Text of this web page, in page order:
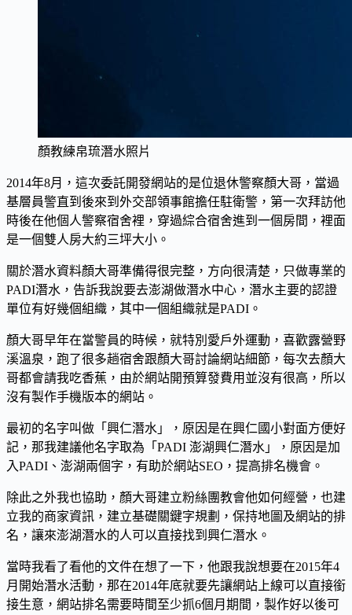
顏教練帛琉潛水照片
2014年8月，這次委託開發網站的是位退休警察顏大哥，當過
基層員警直到後來到外交部領事館擔任駐衛警，第一次拜訪他
時後在他個人警察宿舍裡，穿過綜合宿舍進到一個房間，裡面
是一個雙人房大約三坪大小。
關於潛水資料顏大哥準備得很完整，方向很清楚，只做專業的
PADI潛水，告訴我說要去澎湖做潛水中心，潛水主要的認證
單位有好幾個組織，其中一個組織就是PADI。
顏大哥早年在當警員的時候，就特別愛戶外運動，喜歡露營野
溪溫泉，跑了很多趟宿舍跟顏大哥討論網站細節，每次去顏大
哥都會請我吃香蕉，由於網站開預算發費用並沒有很高，所以
沒有製作手機版本的網站。
最初的名字叫做「興仁潛水」，原因是在興仁國小對面方便好
記，那我建議他名字取為「PADI 澎湖興仁潛水」，原因是加
入PADI、澎湖兩個字，有助於網站SEO，提高排名機會。
除此之外我也協助，顏大哥建立粉絲團教會他如何經營，也建
立我的商家資訊，建立基礎關鍵字規劃，保持地圖及網站的排
名，讓來澎湖潛水的人可以直接找到興仁潛水。
當時我看了看他的文件在想了一下，他跟我說想要在2015年4
月開始潛水活動，那在2014年底就要先讓網站上線可以直接銜
接生意，網站排名需要時間至少抓6個月期間，製作好以後可